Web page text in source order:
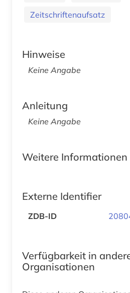
Zeitschriftenaufsatz
Hinweise
Keine Angabe
Anleitung
Keine Angabe
Weitere Informationen
Externe Identifier
ZDB-ID
Verfügbarkeit in
Organisationen